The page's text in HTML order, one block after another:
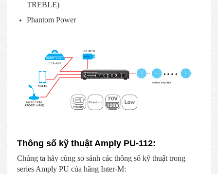
TREBLE)
Phantom Power
Thông số kỹ thuật Amply PU-112:
Chúng ta hãy cùng so sánh các thông số kỹ thuật trong
series Amply PU của hãng Inter-M: